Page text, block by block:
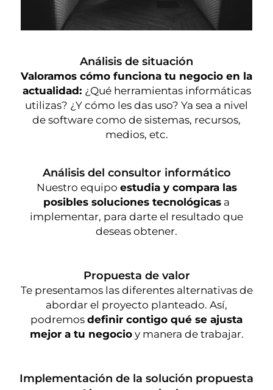
Análisis de situación
Valoramos cómo funciona tu negocio en la
actualidad: ¿Qué herramientas informáticas
utilizas? ¿Y cómo les das uso? Ya sea a nivel
de software como de sistemas, recursos,
medios, etc.
Análisis del consultor informático
Nuestro equipo estudia y compara las
posibles soluciones tecnológicas a
implementar, para darte el resultado que
deseas obtener.
Propuesta de valor
Te presentamos las diferentes alternativas de
abordar el proyecto planteado. Así,
podremos definir contigo qué se ajusta
mejor a tu negocioy manera de trabajar.
Implementación de la solución propuesta